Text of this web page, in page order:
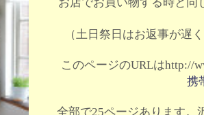
（土日祭日はお返事が遅
このページのURLはhttp://
携
全部で25ページあります。